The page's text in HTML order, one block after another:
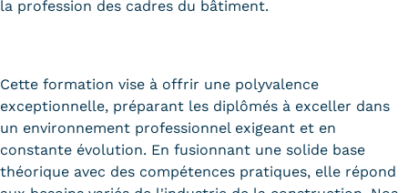
Accueillir un alternant ?
Taxe d'apprentissage
Infos enseignants
la profession des cadres du bâtiment.
Cette formation vise à offrir une polyvalence
exceptionnelle, préparant les diplômés à exceller dans
un environnement professionnel exigeant et en
constante évolution. En fusionnant une solide base
théorique avec des compétences pratiques, elle répond